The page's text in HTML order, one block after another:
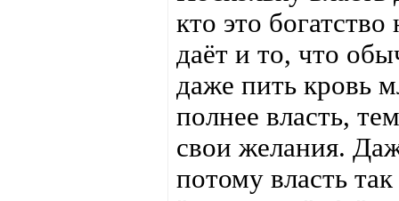
кто это
даёт и то, что
даже пить кровь
полнее власть,
свои желания.
потому власть